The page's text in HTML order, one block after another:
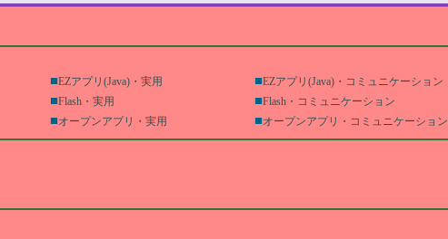
■EZアプリ(Java)・実用 ■EZアプリ(Java)・コミュニケーション
■Flash・実用 ■Flash・コミュニケーション
■オープンアプリ・実用 ■オープンアプリ・コミュニケーション